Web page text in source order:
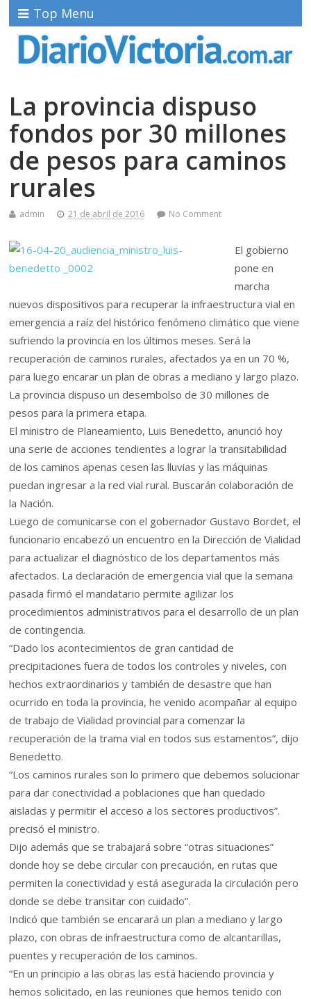
Top Menu
La provincia dispuso
fondos por 30 millones
de pesos para caminos
rurales
admin 21 de abril de 2016 No Comment
El gobierno
pone en
marcha
nuevos dispositivos para recuperar la infraestructura vial en
emergencia a raíz del histórico fenómeno climático que viene
sufriendo la provincia en los últimos meses. Será la
recuperación de caminos rurales, afectados ya en un 70 %,
para luego encarar un plan de obras a mediano y largo plazo.
La provincia dispuso un desembolso de 30 millones de
pesos para la primera etapa.
El ministro de Planeamiento, Luis Benedetto, anunció hoy
una serie de acciones tendientes a lograr la transitabilidad
de los caminos apenas cesen las lluvias y las máquinas
puedan ingresar a la red vial rural. Buscarán colaboración de
la Nación.
Luego de comunicarse con el gobernador Gustavo Bordet, el
funcionario encabezó un encuentro en la Dirección de Vialidad
para actualizar el diagnóstico de los departamentos más
afectados. La declaración de emergencia vial que la semana
pasada firmó el mandatario permite agilizar los
procedimientos administrativos para el desarrollo de un plan
de contingencia.
“Dado los acontecimientos de gran cantidad de
precipitaciones fuera de todos los controles y niveles, con
hechos extraordinarios y también de desastre que han
ocurrido en toda la provincia, he venido acompañar al equipo
de trabajo de Vialidad provincial para comenzar la
recuperación de la trama vial en todos sus estamentos”, dijo
Benedetto.
“Los caminos rurales son lo primero que debemos solucionar
para dar conectividad a poblaciones que han quedado
aisladas y permitir el acceso a los sectores productivos”.
precisó el ministro.
Dijo además que se trabajará sobre “otras situaciones”
donde hoy se debe circular con precaución, en rutas que
permiten la conectividad y está asegurada la circulación pero
donde se debe transitar con cuidado”.
Indicó que también se encarará un plan a mediano y largo
plazo, con obras de infraestructura como de alcantarillas,
puentes y recuperación de los caminos.
“En un principio a las obras las está haciendo provincia y
hemos solicitado, en las reuniones que hemos tenido con